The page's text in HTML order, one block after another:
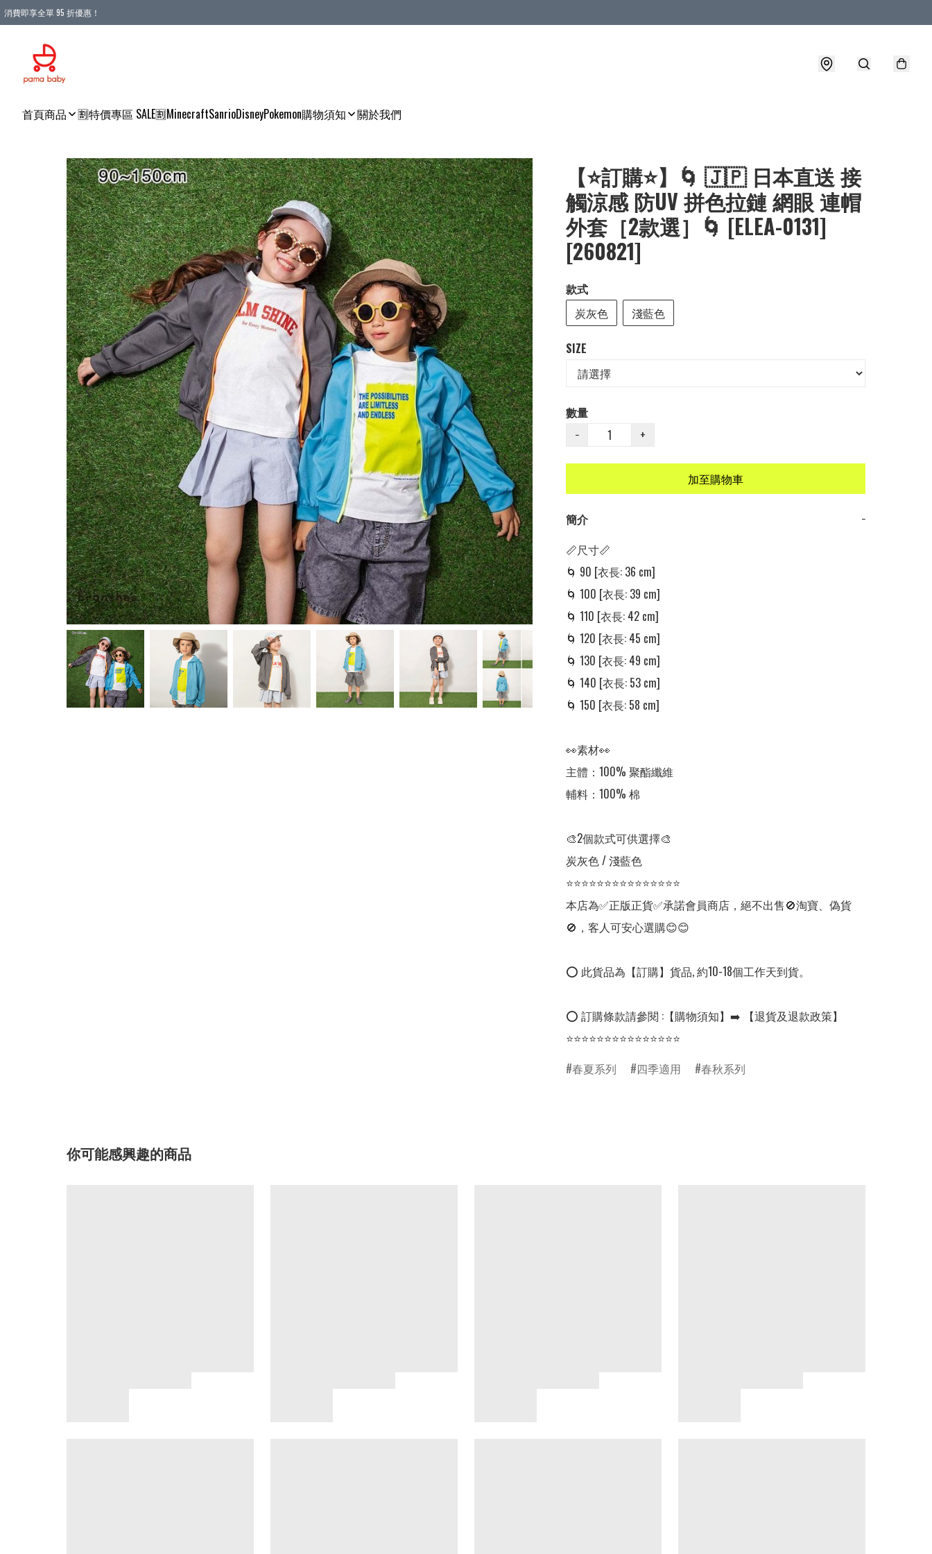
消費即享全單 95 折優惠！
首頁商品 🈹特價專區 SALE🈹MinecraftSanrioDisneyPokemon購物須知 關於我們
【⭐訂購⭐】🌀 🇯🇵 日本直送 接
觸涼感 防UV 拼色拉鏈 網眼 連帽
外套［2款選］🌀 [ELEA-0131]
[260821]
款式
炭灰色
淺藍色
SIZE
數量
−
+
加至購物車
簡介
−
📏尺寸📏
🌀 90 [衣長: 36 cm]
🌀 100 [衣長: 39 cm]
🌀 110 [衣長: 42 cm]
🌀 120 [衣長: 45 cm]
🌀 130 [衣長: 49 cm]
🌀 140 [衣長: 53 cm]
🌀 150 [衣長: 58 cm]
👀素材👀
主體：100% 聚酯纖維
輔料：100% 棉
🎨2個款式可供選擇🎨
炭灰色 / 淺藍色
⭐⭐⭐⭐⭐⭐⭐⭐⭐⭐⭐⭐⭐⭐⭐
本店為✅正版正貨✅承諾會員商店，絕不出售🚫淘寶、偽貨
🚫，客人可安心選購😊😊
⭕ 此貨品為【訂購】貨品, 約10-18個工作天到貨。
⭕ 訂購條款請參閱 :【購物須知】➡️ 【退貨及退款政策】
⭐⭐⭐⭐⭐⭐⭐⭐⭐⭐⭐⭐⭐⭐⭐
春夏系列
四季適用 春秋系列
你可能感興趣的商品